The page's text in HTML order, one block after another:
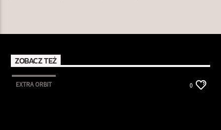
ZOBACZ TEŻ
EXTRA ORBIT 0